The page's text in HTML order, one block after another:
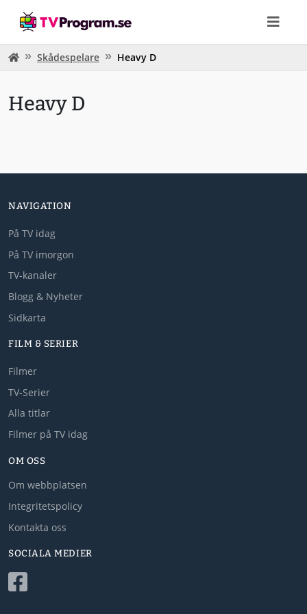
Skådespelare Heavy D
Heavy D
NAVIGATION
På TV idag
På TV imorgon
TV-kanaler
Blogg & Nyheter
Sidkarta
FILM & SERIER
Filmer
TV-Serier
Alla titlar
Filmer på TV idag
OM OSS
Om webbplatsen
Integritetspolicy
Kontakta oss
SOCIALA MEDIER